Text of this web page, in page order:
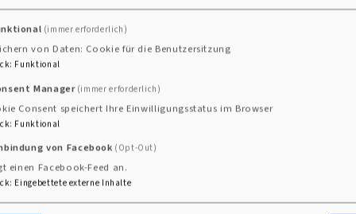
(immer erforderlich)
von Daten: Cookie für die Benutzersitzung
: Funktional
Manager (immer erforderlich)
Consent speichert Ihre Einwilligungsstatus im Browser
: Funktional
von Facebook (Opt-Out)
einen Facebook-Feed an.
: Eingebettete externe Inhalte